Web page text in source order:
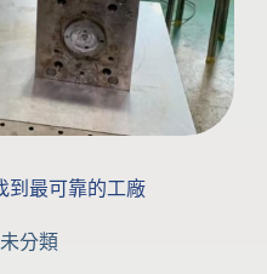
到最可靠的工廠
未分類